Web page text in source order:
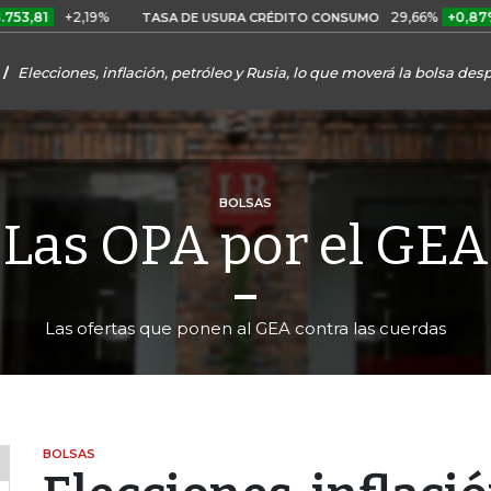
TASA DE USURA CRÉDITO CONSUMO 29,66% +0,87%
Elecciones, inflación, petróleo y Rusia, lo que moverá la bolsa
BOLSAS
Las OPA por el GEA
Las ofertas que ponen al GEA contra las cuerdas
BOLSAS